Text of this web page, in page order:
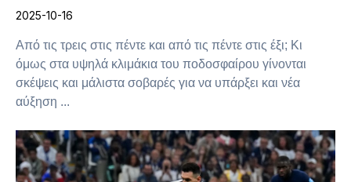
2025-10-16
Από τις τρεις στις πέντε και από τις πέντε στις έξι; Κι
όμως στα υψηλά κλιμάκια του ποδοσφαίρου γίνονται
σκέψεις και μάλιστα σοβαρές για να υπάρξει και νέα
αύξηση ...